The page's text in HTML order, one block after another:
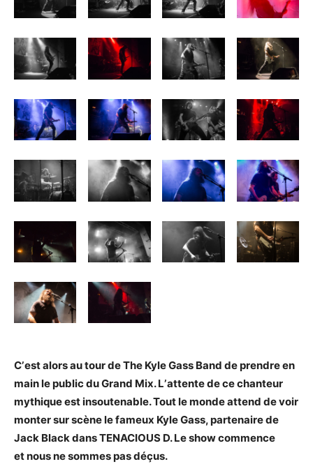
Cʼest alors au tour de The Kyle Gass Band de prendre en
main le public duGrand Mix. Lʼattente de ce chanteur
mythique est insoutenable. Tout le mondeattend de voir
monter sur scène le fameux Kyle Gass, partenaire de
Jack Black dans TENACIOUS D. Le show commence
etnous ne sommes pas déçus.